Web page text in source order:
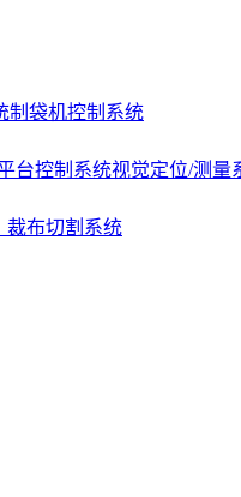
制袋机控制系统
台控制系统视觉定位/测量
裁布切割系统